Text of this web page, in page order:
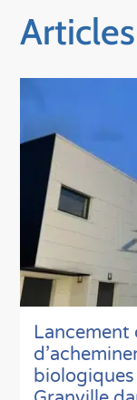
Lancement